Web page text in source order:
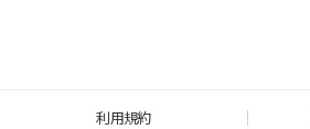
利用規約